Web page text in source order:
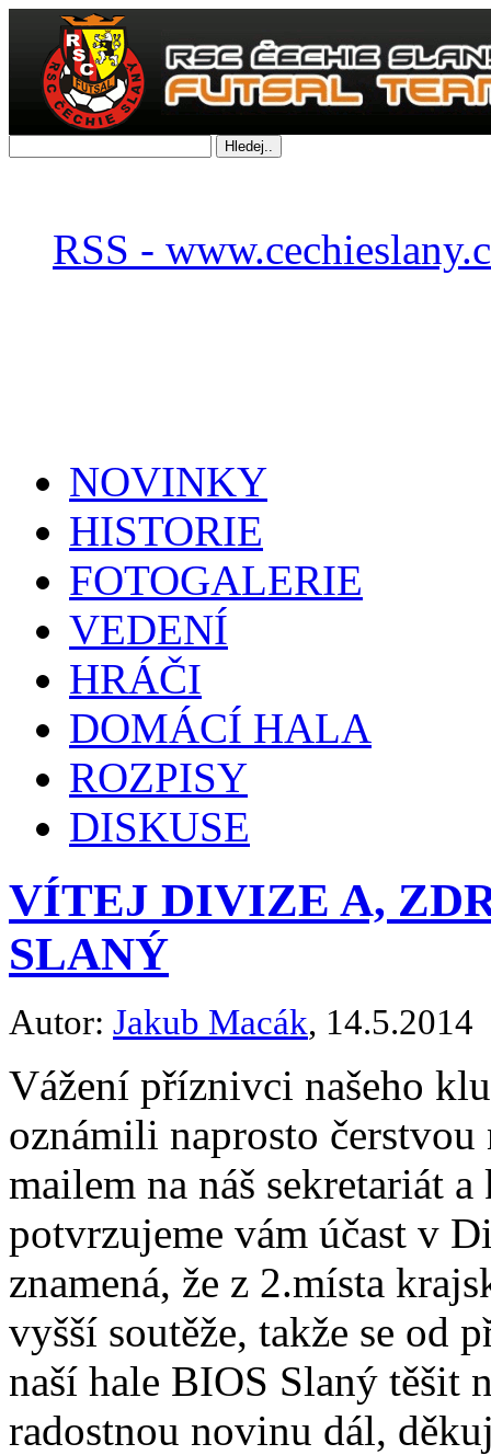
RSS -
NOVINKY
HISTORIE
FOTOGALERIE
VEDENÍ
HRÁČI
DOMÁCÍ HALA
ROZPISY
DISKUSE
VÍTEJ DIVIZE A,
SLANÝ
Autor: Jakub Macák, 14.5.2014
Vážení příznivci našeho
oznámili naprosto
mailem na náš sekretariát
potvrzujeme vám účast v
znamená, že z 2.místa
vyšší soutěže, takže se od
naší hale BIOS Slaný těšit
radostnou novinu dál,